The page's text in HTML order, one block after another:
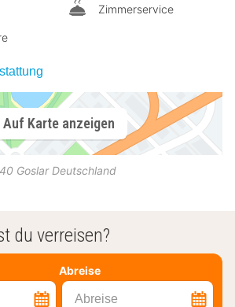
Zimmerservice
Auf Karte anzeigen
Goslar Deutschland
du verreisen?
Abreise
Abreise